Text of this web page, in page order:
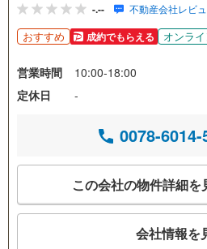
-.-- 不動産会社レビ
おすすめ 成約でもらえる オンラ
営業時間
10:00-18:00
定休日
-
0078-6014-
この会社の物件詳細を
会社情報を